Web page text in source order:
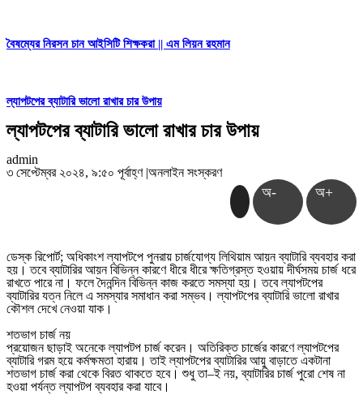
বৈষম্যের নিরসন চান আইসিটি শিক্ষক‌রা || এম লিয়ন রহমান
ল্যাপটপের ব্যাটারি ভালো রাখার চার উপায়
ল্যাপটপের ব্যাটারি ভালো রাখার চার উপায়
admin
৩ সেপ্টেম্বর ২০২৪, ৯:৫০ পূর্বাহ্ণ |অনলাইন সংস্করণ
অ- অ+
ডেস্ক রিপোর্ট; অধিকাংশ ল্যাপটপে পুনরায় চার্জযোগ্য লিথিয়াম আয়ন ব্যাটারি ব্যবহার করা
হয়। তবে ব্যাটারির আয়ন বিভিন্ন কারণে ধীরে ধীরে ক্ষতিগ্রস্ত হওয়ায় দীর্ঘসময় চার্জ ধরে
রাখতে পারে না। ফলে দৈনন্দিন বিভিন্ন কাজ করতে সমস্যা হয়। তবে ল্যাপটপের
ব্যাটারির যত্ন নিলে এ সমস্যার সমাধান করা সম্ভব। ল্যাপটপের ব্যাটারি ভালো রাখার
কৌশল দেখে নেওয়া যাক।
শতভাগ চার্জ নয়
প্রয়োজন ছাড়াই অনেকে ল্যাপটপ চার্জ করেন। অতিরিক্ত চার্জের কারণে ল্যাপটপের
ব্যাটারি গরম হয়ে কর্মক্ষমতা হারায়। তাই ল্যাপটপের ব্যাটারির আয়ু বাড়াতে একটানা
শতভাগ চার্জ করা থেকে বিরত থাকতে হবে। শুধু তা–ই নয়, ব্যাটারির চার্জ পুরো শেষ না
হওয়া পর্যন্ত ল্যাপটপ ব্যবহার করা যাবে।